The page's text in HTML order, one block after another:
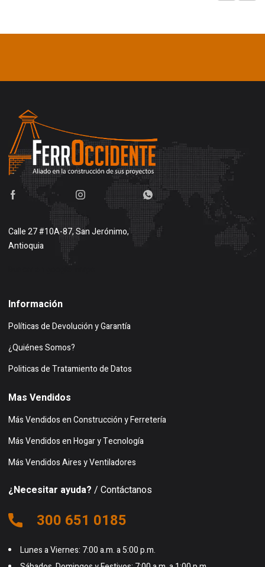
Calle 27 #10A-87, San Jerónimo,
Antioquia
Información
Políticas de Devolución y Garantía
¿Quiénes Somos?
Politicas de Tratamiento de Datos
Mas Vendidos
Más Vendidos en Construcción y Ferretería
Más Vendidos en Hogar y Tecnología
Más Vendidos Aires y Ventiladores
¿Necesitar ayuda? / Contáctanos
300 651 0185
Lunes a Viernes: 7:00 a.m. a 5:00 p.m.